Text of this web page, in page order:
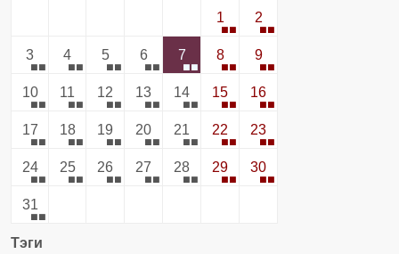
1 2
3 4 5 6 7 8 9
10 11 12 13 14 15 16
17 18 19 20 21 22 23
24 25 26 27 28 29 30
31
Тэги